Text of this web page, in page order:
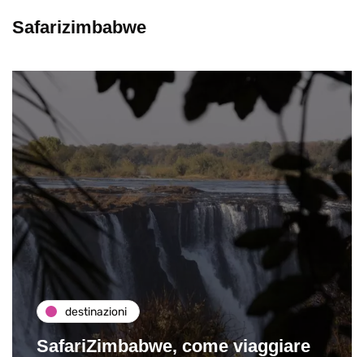
Safarizimbabwe
destinazioni
SafariZimbabwe, come viaggiare